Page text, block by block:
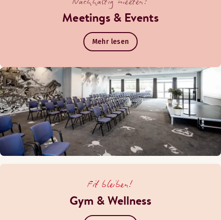
Meetings & Events
Mehr lesen
Fit bleiben!
Gym & Wellness